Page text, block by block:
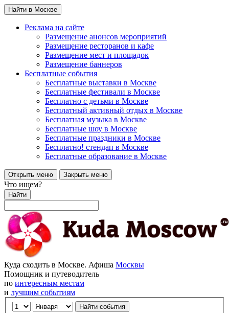
Найти в Москве
Реклама на сайте
Размещение анонсов мероприятий
Размещение ресторанов и кафе
Размещение мест и площадок
Размещение баннеров
Бесплатные события
Бесплатные выставки в Москве
Бесплатные фестивали в Москве
Бесплатно с детьми в Москве
Бесплатный активный отдых в Москве
Бесплатная музыка в Москве
Бесплатные шоу в Москве
Бесплатные праздники в Москве
Бесплатно! стендап в Москве
Бесплатные образование в Москве
Открыть меню Закрыть меню
Что ищем?
Найти
Куда сходить в Москве. Афиша Москвы
Помощник и путеводитель
по интересным местам
и лучшим событиям